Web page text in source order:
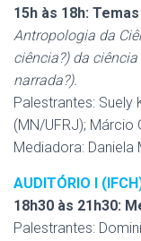
15h às 18h:
Antropologia da
ciência?) da
narrada?).
Palestrantes: Suely
(MN/UFRJ); Márcio
Mediadora: Daniela
AUDITÓRIO I
18h30 às 21h30:
Palestrantes: